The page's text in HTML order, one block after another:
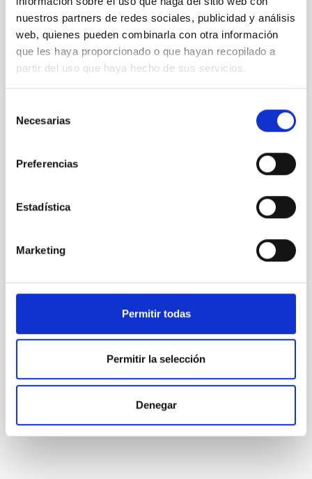
nuestros partners de redes sociales, publicidad y análisis
web, quienes pueden combinarla con otra información
que les haya proporcionado o que hayan recopilado a
partir del uso que haya hecho de sus servicios.
Necesarias
Preferencias
Estadística
Marketing
Permitir todas
Permitir la selección
Denegar
GTCAO
INT IDS 235 camera